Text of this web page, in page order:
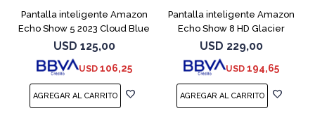
Pantalla inteligente Amazon
Echo Show 5 2023 Cloud Blue
USD 125,00
USD 106,25
Pantalla inteligente Amazon
Echo Show 8 HD Glacier
White
USD 229,00
USD 194,65